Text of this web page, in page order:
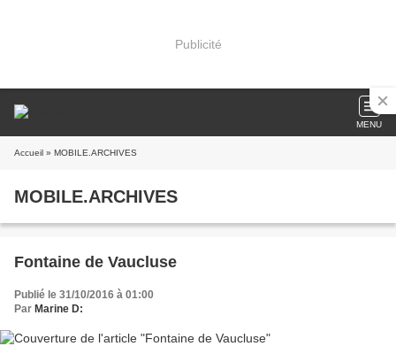
Publicité
MENU
Accueil » MOBILE.ARCHIVES
MOBILE.ARCHIVES
Fontaine de Vaucluse
Publié le 31/10/2016 à 01:00
Par Marine D: